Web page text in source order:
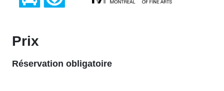
Prix
Réservation obligatoire